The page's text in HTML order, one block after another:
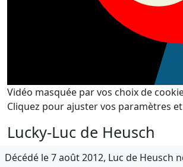
Vidéo masquée par vos choix de
Cliquez pour ajuster vos paramètres
Lucky-Luc de Heusch
Décédé le 7 août 2012, Luc de Heusch